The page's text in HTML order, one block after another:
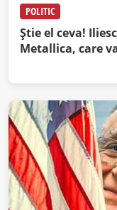
POLITIC
Știe el ceva!
Metallica, care